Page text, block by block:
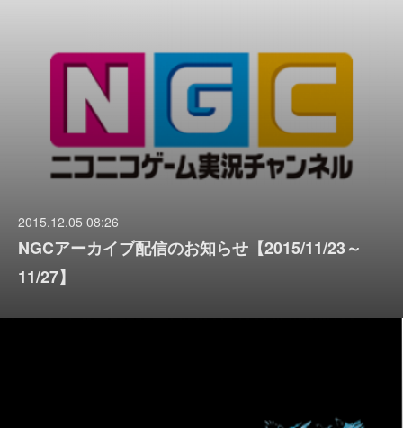
2015.12.05 08:26
NGCアーカイブ配信のお知らせ【2015/11/23～
11/27】